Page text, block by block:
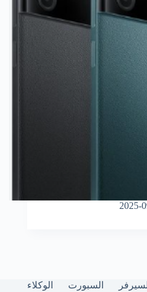
2025-
السبورت الوكلاء